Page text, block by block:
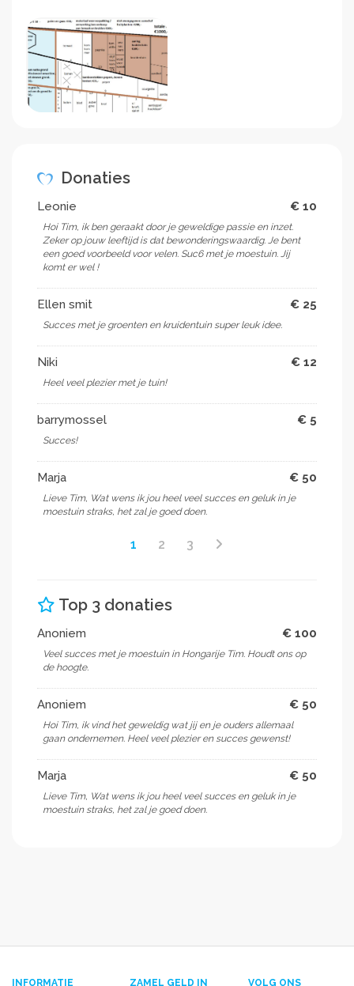
Donaties
Leonie € 10
Hoi Tim, ik ben geraakt door je geweldige passie en inzet.
Zeker op jouw leeftijd is dat bewonderingswaardig. Je bent
een goed voorbeeld voor velen. Suc6 met je moestuin. Jij
komt er wel !
Ellen smit € 25
Succes met je groenten en kruidentuin super leuk idee.
Niki € 12
Heel veel plezier met je tuin!
barrymossel € 5
Succes!
Marja € 50
Lieve Tim, Wat wens ik jou heel veel succes en geluk in je
moestuin straks, het zal je goed doen.
1 2 3
Top 3 donaties
Anoniem € 100
Veel succes met je moestuin in Hongarije Tim. Houdt ons op
de hoogte.
Anoniem € 50
Hoi Tim, ik vind het geweldig wat jij en je ouders allemaal
gaan ondernemen. Heel veel plezier en succes gewenst!
Marja € 50
Lieve Tim, Wat wens ik jou heel veel succes en geluk in je
moestuin straks, het zal je goed doen.
INFORMATIE ZAMEL GELD IN VOLG ONS